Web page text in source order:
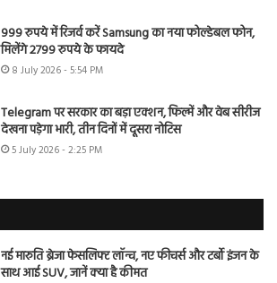
999 रुपये में रिजर्व करें Samsung का नया फोल्डेबल फोन,
मिलेंगे 2799 रुपये के फायदे
8 July 2026 - 5:54 PM
Telegram पर सरकार का बड़ा एक्शन, फिल्में और वेब सीरीज
देखना पड़ेगा भारी, तीन दिनों में दूसरा नोटिस
5 July 2026 - 2:25 PM
नई मारुति ब्रेजा फेसलिफ्ट लॉन्च, नए फीचर्स और टर्बो इंजन के
साथ आई SUV, जानें क्या है कीमत